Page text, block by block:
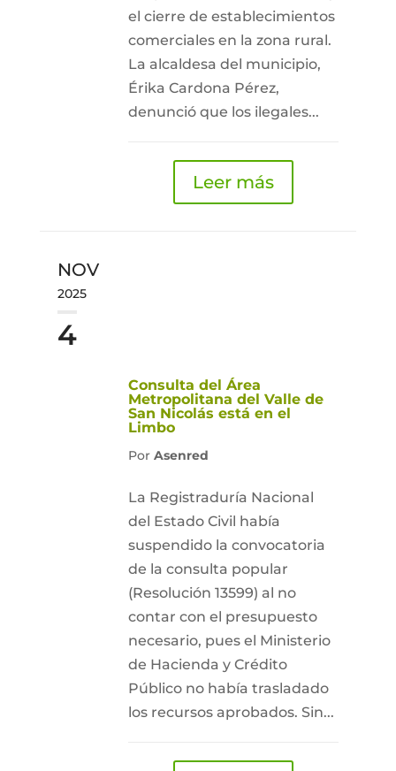
el cierre de establecimientos
comerciales en la zona rural.
La alcaldesa del municipio,
Érika Cardona Pérez,
denunció que los ilegales...
Leer más
NOV
2025
4
Consulta del Área
Metropolitana del Valle de
San Nicolás está en el
Limbo
Por Asenred
La Registraduría Nacional
del Estado Civil había
suspendido la convocatoria
de la consulta popular
(Resolución 13599) al no
contar con el presupuesto
necesario, pues el Ministerio
de Hacienda y Crédito
Público no había trasladado
los recursos aprobados. Sin...